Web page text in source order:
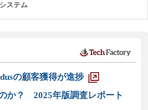
ステム
の顧客獲得が進捗
か？ 2025年版調査レポート